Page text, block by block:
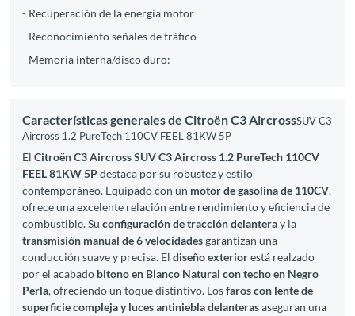
- Recuperación de la energía motor
- Reconocimiento señales de tráfico
- Memoria interna/disco duro:
Características generales de Citroën C3 AircrossSUV C3
Aircross 1.2 PureTech 110CV FEEL 81KW 5P
El Citroën C3 Aircross SUV C3 Aircross 1.2 PureTech 110CV
FEEL 81KW 5Pdestaca por su robustez y estilo
contemporáneo. Equipado con un motor de gasolina de 110CV,
ofrece una excelente relación entre rendimiento y eficiencia de
combustible. Su configuración de tracción delanteray la
transmisión manual de 6 velocidadesgarantizan una
conducción suave y precisa. El diseño exteriorestá realzado
por el acabado bitono en Blanco Natural con techo en Negro
Perla, ofreciendo un toque distintivo. Losfaros con lente de
superficie compleja y luces antiniebla delanterasaseguran una